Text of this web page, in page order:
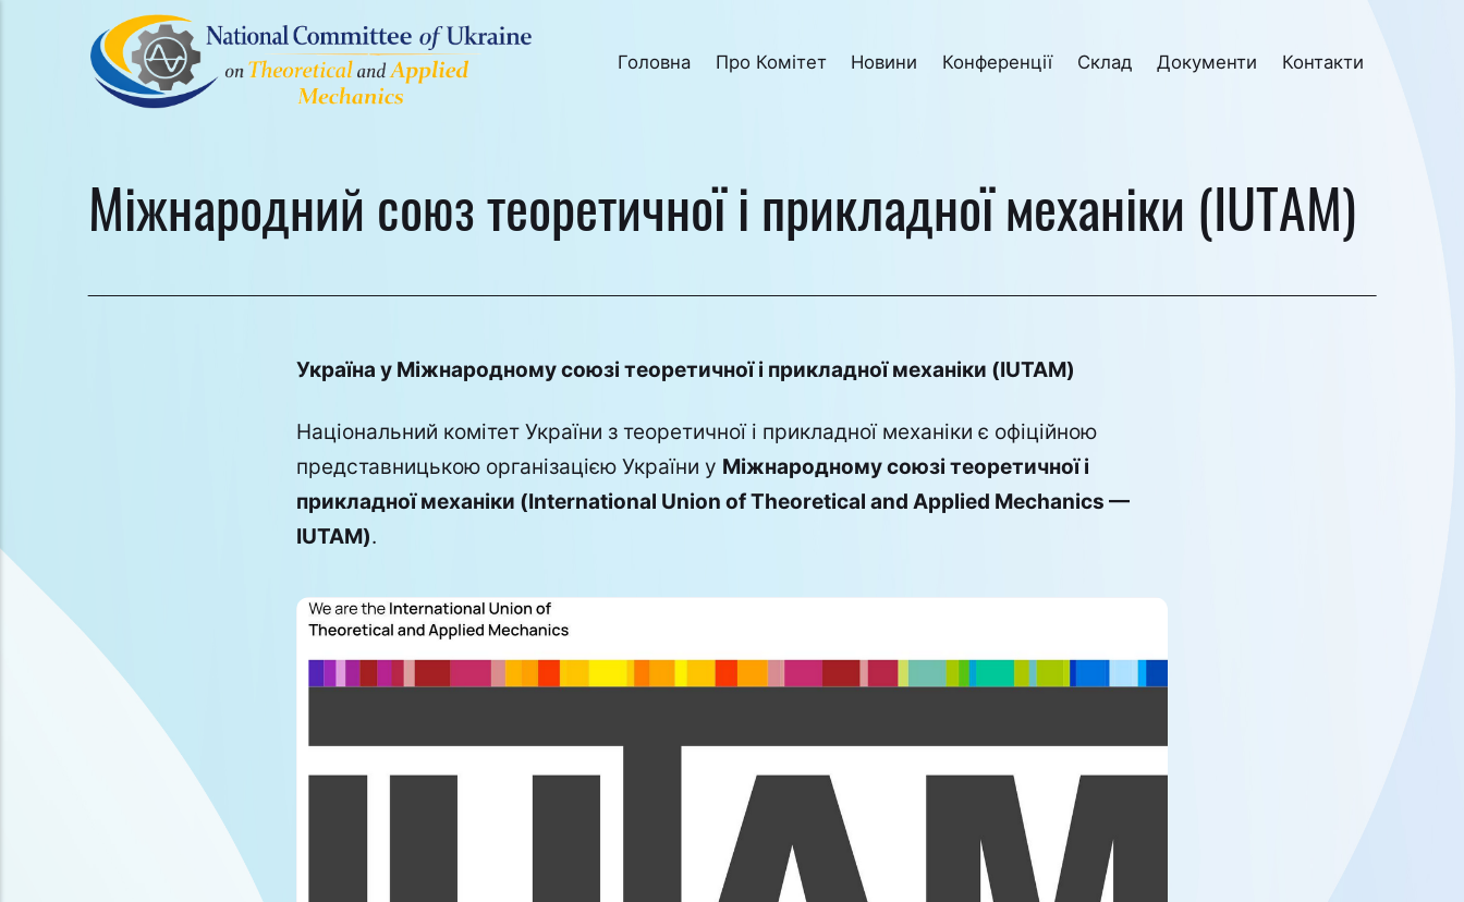
Головна Про Комітет Новини Конференції Склад Документи Контакти
Міжнародний союз теоретичної і прикладної механіки (IUTAM)
Україна у Міжнародному союзі теоретичної і прикладної механіки (IUTAM)
Національний комітет України з теоретичної і прикладної механіки є офіційною
представницькою організацією України у Міжнародному союзі теоретичної і
прикладної механіки (International Union of Theoretical and Applied Mechanics —
IUTAM).